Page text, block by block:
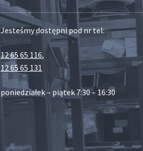
Jesteśmy dostępni pod nr tel:
12 65 65 116,
12 65 65 131
poniedziałek – piątek 7:30 – 16:30